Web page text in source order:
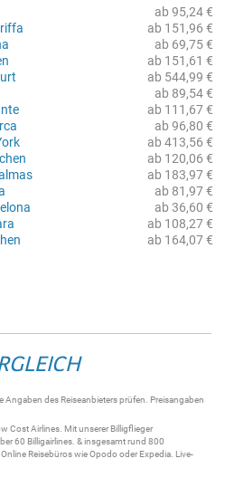
ab 95,24 €
ab 151,96 €
ab 69,75 €
ab 151,61 €
ab 544,99 €
ab 89,54 €
ab 111,67 €
ab 96,80 €
ab 413,56 €
ab 120,06 €
ab 183,97 €
ab 81,97 €
ab 36,60 €
ab 108,27 €
ab 164,07 €
Angaben des Reiseanbieters prüfen. Preisangaben
Cost Airlines. Mit unsererBilligflieger
60 Billigairlines . & insgesamt rund 800
Reisebüros wie Opodo oder Expedia. Live-